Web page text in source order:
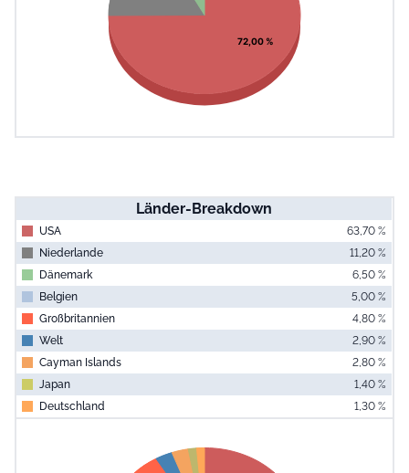
72,00 %
Länder-Breakdown
USA
63,70 %
Niederlande
11,20 %
Dänemark
6,50 %
Belgien
5,00 %
Großbritannien
4,80 %
Welt
2,90 %
Cayman Islands
2,80 %
Japan
1,40 %
Deutschland
1,30 %
Pie chart with 9 slices.